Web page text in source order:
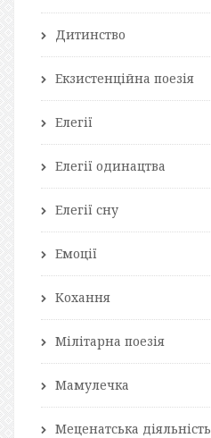
Дитинство
Екзистенційна поезія
Елегії
Елегії одинацтва
Елегії сну
Емоції
Кохання
Мілітарна поезія
Мамулечка
Меценатська діяльність